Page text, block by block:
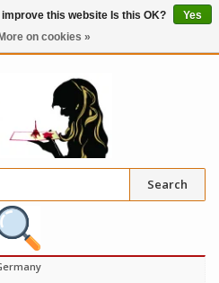
Search
this website Is this OK?
Yes
More on cookies »